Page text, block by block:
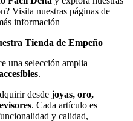
Visita nuestras páginas de
información
Tienda de Empeño
una selección amplia
.
desde joyas, oro,
. Cada artículo es
y calidad,